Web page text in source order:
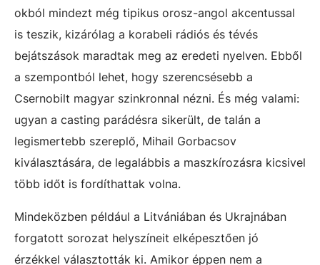
okból mindezt még tipikus orosz-angol akcentussal
is teszik, kizárólag a korabeli rádiós és tévés
bejátszások maradtak meg az eredeti nyelven. Ebből
a szempontból lehet, hogy szerencsésebb a
Csernobilt magyar szinkronnal nézni. És még valami:
ugyan a casting parádésra sikerült, de talán a
legismertebb szereplő, Mihail Gorbacsov
kiválasztására, de legalábbis a maszkírozásra kicsivel
több időt is fordíthattak volna.
Mindeközben például a Litvániában és Ukrajnában
forgatott sorozat helyszíneit elképesztően jó
érzékkel választották ki. Amikor éppen nem a